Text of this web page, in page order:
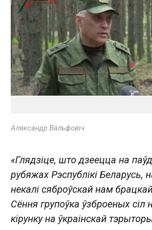
Аляксандр Вальфовіч
«Глядзіце, што дзеецца на
рубяжах Рэспублікі Беларусь,
некалі сяброўскай нам
Сёння групоўка ўзброеных сіл
кірунку на ўкраінскай